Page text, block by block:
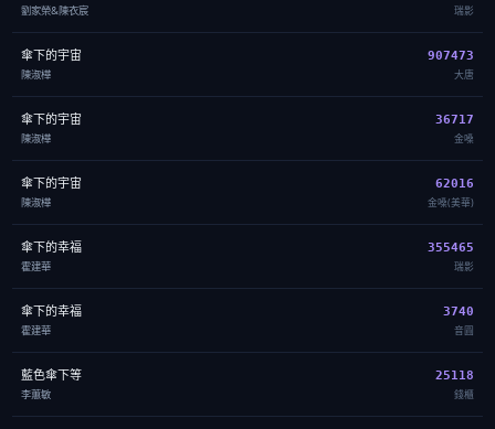
劉家榮&陳衣宸 瑞影
傘下的宇宙
陳淑樺
907473
大唐
傘下的宇宙
陳淑樺
36717
金嗓
傘下的宇宙
陳淑樺
62016
金嗓(美華)
傘下的幸福
霍建華
355465
瑞影
傘下的幸福
霍建華
3740
音圓
藍色傘下等
李蕙敏
25118
錢櫃